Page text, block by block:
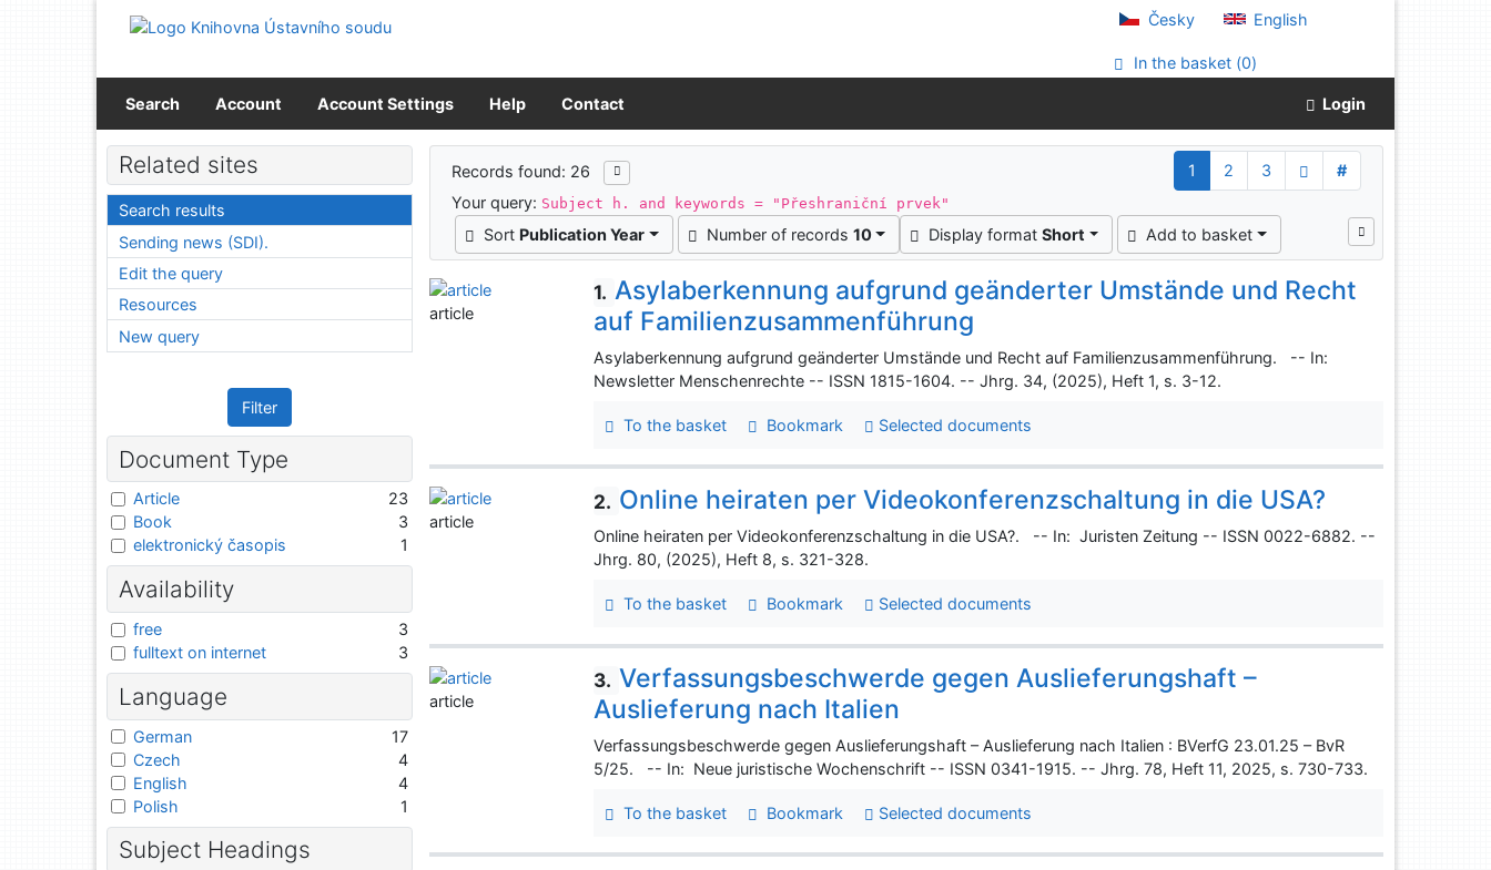
Go to menu
Česky English
In the basket (0)
Search Account Account Settings Help Contact Login
Search results
Records found: 26 1 2 3
#
Your query: Subject h. and keywords = "Přeshraniční prvek"
Sort Publication Year Number of records 10 Display format Short Add to basket
1. Asylaberkennung aufgrund geänderter Umstände und Recht
auf Familienzusammenführung
Asylaberkennung aufgrund geänderter Umstände und Recht auf Familienzusammenführung. -- In:
Newsletter Menschenrechte -- ISSN 1815-1604. -- Jhrg. 34, (2025), Heft 1, s. 3-12.
To the basket Bookmark Selected documents
article
2. Online heiraten per Videokonferenzschaltung in die USA?
Online heiraten per Videokonferenzschaltung in die USA?. -- In: Juristen Zeitung -- ISSN 0022-6882. --
Jhrg. 80, (2025), Heft 8, s. 321-328.
To the basket Bookmark Selected documents
article
3. Verfassungsbeschwerde gegen Auslieferungshaft –
Auslieferung nach Italien
Verfassungsbeschwerde gegen Auslieferungshaft – Auslieferung nach Italien : BVerfG 23.01.25 – BvR
5/25. -- In: Neue juristische Wochenschrift -- ISSN 0341-1915. -- Jhrg. 78, Heft 11, 2025, s. 730-733.
To the basket Bookmark Selected documents
article
Related sites
Search results
Sending news (SDI).
Edit the query
Resources
New query
Filter
Document Type
Article
23
Book
3
elektronický časopis
1
Availability
free
3
fulltext on internet
3
Language
German
17
Czech
4
English
4
Polish
1
Subject Headings